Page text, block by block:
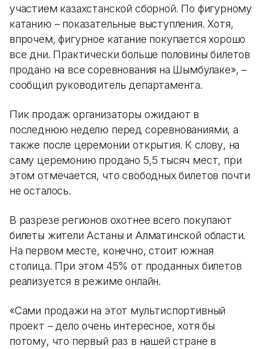
участием казахстанской сборной. По фигурному
катанию – показательные выступления. Хотя,
впрочем, фигурное катание покупается хорошо
все дни. Практически больше половины билетов
продано на все соревнования на Шымбулаке», –
сообщил руководитель департамента.
Пик продаж организаторы ожидают в
последнюю неделю перед соревнованиями, а
также после церемонии открытия. К слову, на
саму церемонию продано 5,5 тысяч мест, при
этом отмечается, что свободных билетов почти
не осталось.
В разрезе регионов охотнее всего покупают
билеты жители Астаны и Алматинской области.
На первом месте, конечно, стоит южная
столица. При этом 45% от проданных билетов
реализуется в режиме онлайн.
«Сами продажи на этот мультиспортивный
проект – дело очень интересное, хотя бы
потому, что первый раз в нашей стране в